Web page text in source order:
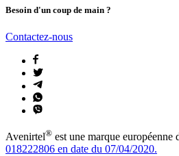
Besoin d'un coup de main ?
Contactez-nous
Avenirtel® est une marque européenne
018222806 en date du 07/04/2020.